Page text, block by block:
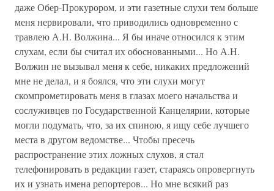
даже Обер-Прокурором, и эти газетные слухи тем больше
меня нервировали, что приводились одновременно с
травлею А.Н. Волжина... Я бы иначе относился к этим
слухам, если бы считал их обоснованными... Но А.Н.
Волжин не вызывал меня к себе, никаких предложений
мне не делал, и я боялся, что эти слухи могут
скомпрометировать меня в глазах моего начальства и
сослуживцев по Государственной Канцелярии, которые
могли подумать, что, за их спиною, я ищу себе лучшего
места в другом ведомстве... Чтобы пресечь
распространение этих ложных слухов, я стал
телефонировать в редакции газет, стараясь опровергнуть
их и узнать имена репортеров... Но мне всякий раз